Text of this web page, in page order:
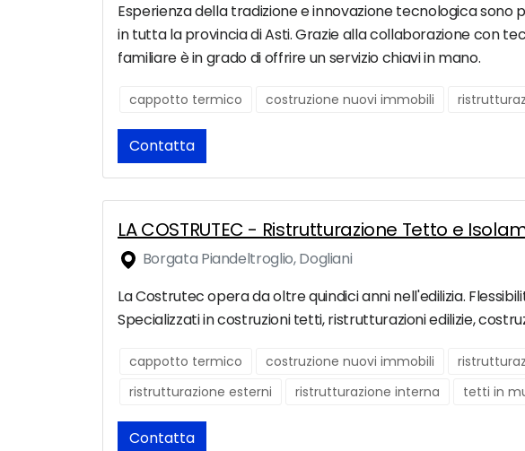
Esperienza della tradizione e innovazione tecnologica sono
in tutta la provincia di Asti. Grazie alla collaborazione con
familiare è in grado di offrire un servizio chiavi in mano.
cappotto termico costruzione nuovi immobili
Contatta
LA COSTRUTEC - Ristrutturazione Tetto e
Borgata Piandeltroglio, Dogliani
La Costrutec opera da oltre quindici anni nell'edilizia.
Specializzati in costruzioni tetti, ristrutturazioni edilizie,
cappotto termico costruzione nuovi immobili
ristrutturazione esterni
ristrutturazione interna tetti in
Contatta